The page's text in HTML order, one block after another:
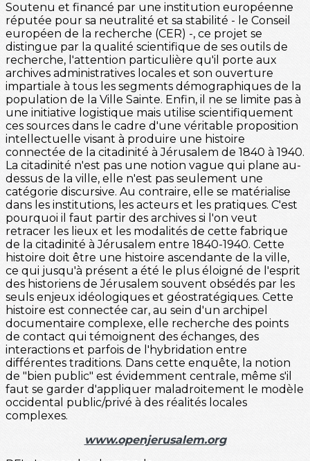
Soutenu et financé par une institution européenne
réputée pour sa neutralité et sa stabilité - le Conseil
européen de la recherche (CER) -, ce projet se
distingue par la qualité scientifique de ses outils de
recherche, l'attention particulière qu'il porte aux
archives administratives locales et son ouverture
impartiale à tous les segments démographiques de la
population de la Ville Sainte. Enfin, il ne se limite pas à
une initiative logistique mais utilise scientifiquement
ces sources dans le cadre d'une véritable proposition
intellectuelle visant à produire une histoire
connectée de la citadinité à Jérusalem de 1840 à 1940.
La citadinité n'est pas une notion vague qui plane au-
dessus de la ville, elle n'est pas seulement une
catégorie discursive. Au contraire, elle se matérialise
dans les institutions, les acteurs et les pratiques. C'est
pourquoi il faut partir des archives si l'on veut
retracer les lieux et les modalités de cette fabrique
de la citadinité à Jérusalem entre 1840-1940. Cette
histoire doit être une histoire ascendante de la ville,
ce qui jusqu'à présent a été le plus éloigné de l'esprit
des historiens de Jérusalem souvent obsédés par les
seuls enjeux idéologiques et géostratégiques. Cette
histoire est connectée car, au sein d'un archipel
documentaire complexe, elle recherche des points
de contact qui témoignent des échanges, des
interactions et parfois de l'hybridation entre
différentes traditions. Dans cette enquête, la notion
de "bien public" est évidemment centrale, même s'il
faut se garder d'appliquer maladroitement le modèle
occidental public/privé à des réalités locales
complexes.
www.openjerusalem.org